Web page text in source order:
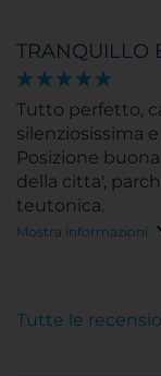
TRANQUILLO
Tutto perfetto,
silenziosissima
Posizione
della citta',
teutonica.
Mostra informazioni
Tutte le